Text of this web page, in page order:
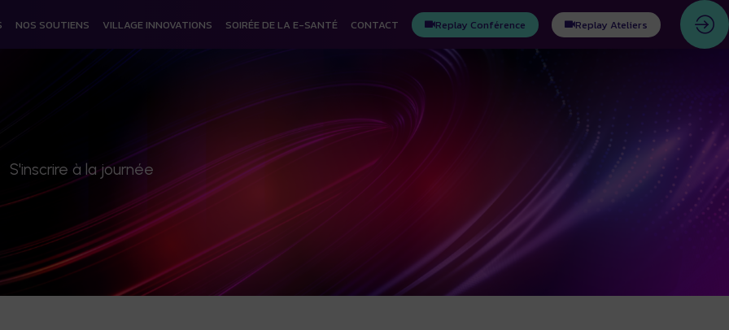
NOS SOUTIENS VILLAGE INNOVATIONS SOIRÉE DE LA E-SANTÉ CONTACT Replay Conférence Replay Ateliers
S'inscrire à la journée